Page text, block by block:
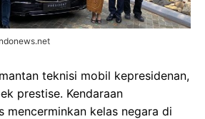
teknisi mobil kepresidenan,
prestise. Kendaraan
mencerminkan kelas negara di